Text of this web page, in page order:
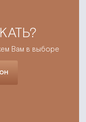
Вам в выборе